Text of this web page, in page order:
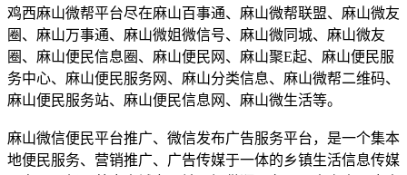
鸡西麻山微帮平台尽在麻山百事通、麻山微帮联盟、麻山微友
圈、麻山万事通、麻山微姐微信号、麻山微同城、麻山微友
圈、麻山便民信息圈、麻山便民网、麻山聚E起、麻山便民服
务中心、麻山便民服务网、麻山分类信息、麻山微帮二维码、
麻山便民服务站、麻山便民信息网、麻山微生活等。
麻山微信便民平台推广、微信发布广告服务平台，是一个集本
地便民服务、营销推广、广告传媒于一体的乡镇生活信息传媒